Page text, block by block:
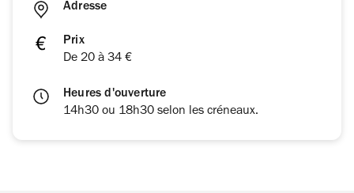
Adresse
Prix
De 20 à 34 €
Heures d'ouverture
14h30 ou 18h30 selon les créneaux.